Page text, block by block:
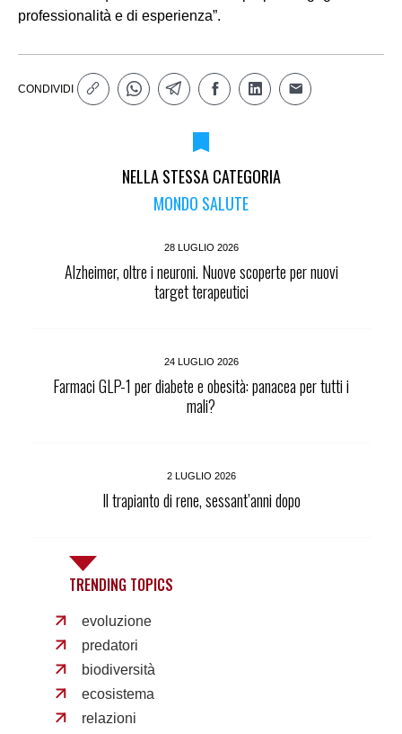
professionalità e di esperienza”.
CONDIVIDI
NELLA STESSA CATEGORIA
MONDO SALUTE
28 LUGLIO 2026
Alzheimer, oltre i neuroni. Nuove scoperte per nuovi
target terapeutici
24 LUGLIO 2026
Farmaci GLP-1 per diabete e obesità: panacea per tutti i
mali?
2 LUGLIO 2026
Il trapianto di rene, sessant’anni dopo
TRENDING TOPICS
evoluzione
predatori
biodiversità
ecosistema
relazioni